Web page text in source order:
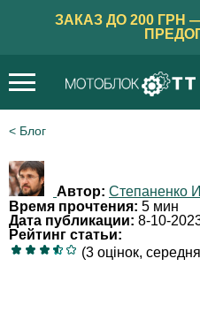
ЗАКАЗ ДО 200 ГРН
Блог
Автор: Степаненко
Время прочтения: 5 мин
Дата публикации: 8-10-
Рейтинг статьи:
(3 оцінок,